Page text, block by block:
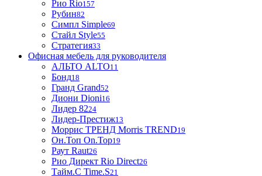
Рио Rio157
Рубин82
Симпл Simple69
Стайл Style55
Стратегия33
Офисная мебель для руководителя
АЛЬТО ALTO11
Бонд18
Гранд Grand52
Диони Dioni16
Лидер 8224
Лидер-Престиж13
Моррис ТРЕНД Morris TREND19
Он.Топ On.Top19
Раут Raut26
Рио Директ Rio Direct26
Тайм.С Time.S21